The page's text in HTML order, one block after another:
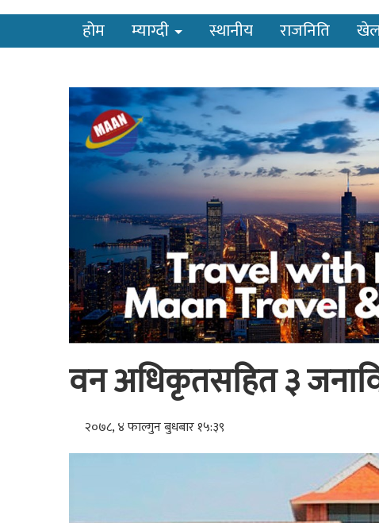
होम म्याग्दी स्थानीय राजनिति
वन अधिकृतसहित ३
२०७८, ४ फाल्गुन बुधबार १५:३९